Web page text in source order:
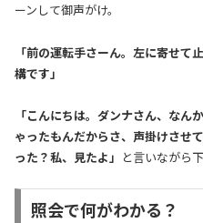
ーンして御声がけ。
「前の運転手さーん。左に寄せて
構です」
「こんにちは。ダンナさん、なん
ゃったもんだからさ、声掛けさせ
った？私、見たよ」 と言いながら
照会で何がわかる？